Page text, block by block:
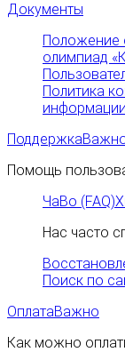
Документы
Положение
олимпиад
Политика
информации
Поддержка
Помощь
ЧаВо (FAQ)
Нас часто
Поиск по
ОплатаВажно
Как можно